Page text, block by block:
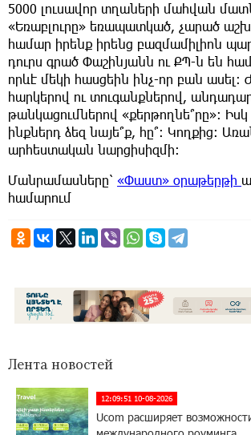
5000 լուսավոր տղաների մահվան
«Եռաբլուրը» եռապատկած, չարած
համար իրենք իրենց բազմամիլիոն
դուրս գրած Փաշինյանն ու ՔՊ-ն են
որևէ մեկի հասցեին ինչ-որ բան ասել:
հարկերով ու տուգանքներով,
թանկացումներով «քերթողնե՞րը»:
ինքներդ ձեզ նայե՞ք, հը՞: Կողքից:
արհեստական նարցիսիզմի:
Մանրամասները՝ «Փաստ» օրաթերթի
համարում
Лента новостей
12:09:51 10-08-2026
Ucom расширяет